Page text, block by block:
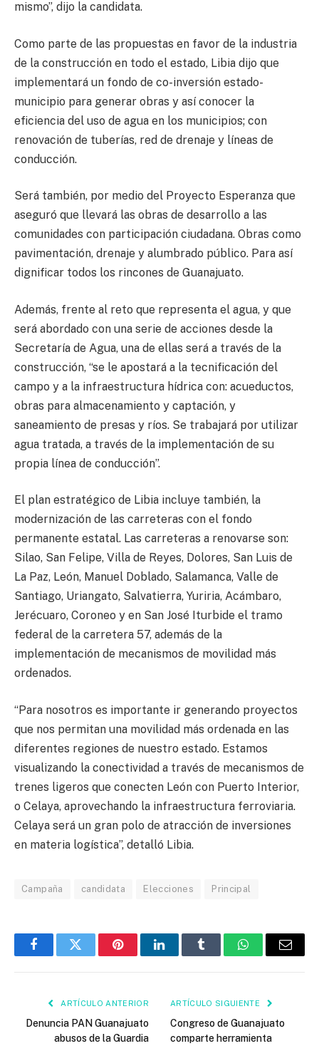
mismo”, dijo la candidata.
Como parte de las propuestas en favor de la industria
de la construcción en todo el estado, Libia dijo que
implementará un fondo de co-inversión estado-
municipio para generar obras y así conocer la
eficiencia del uso de agua en los municipios; con
renovación de tuberías, red de drenaje y líneas de
conducción.
Será también, por medio del Proyecto Esperanza que
aseguró que llevará las obras de desarrollo a las
comunidades con participación ciudadana. Obras como
pavimentación, drenaje y alumbrado público. Para así
dignificar todos los rincones de Guanajuato.
Además, frente al reto que representa el agua, y que
será abordado con una serie de acciones desde la
Secretaría de Agua, una de ellas será a través de la
construcción, “se le apostará a la tecnificación del
campo y a la infraestructura hídrica con: acueductos,
obras para almacenamiento y captación, y
saneamiento de presas y ríos. Se trabajará por utilizar
agua tratada, a través de la implementación de su
propia línea de conducción”.
El plan estratégico de Libia incluye también, la
modernización de las carreteras con el fondo
permanente estatal. Las carreteras a renovarse son:
Silao, San Felipe, Villa de Reyes, Dolores, San Luis de
La Paz, León, Manuel Doblado, Salamanca, Valle de
Santiago, Uriangato, Salvatierra, Yuriria, Acámbaro,
Jerécuaro, Coroneo y en San José Iturbide el tramo
federal de la carretera 57, además de la
implementación de mecanismos de movilidad más
ordenados.
“Para nosotros es importante ir generando proyectos
que nos permitan una movilidad más ordenada en las
diferentes regiones de nuestro estado. Estamos
visualizando la conectividad a través de mecanismos de
trenes ligeros que conecten León con Puerto Interior,
o Celaya, aprovechando la infraestructura ferroviaria.
Celaya será un gran polo de atracción de inversiones
en materia logística”, detalló Libia.
Campaña candidata Elecciones Principal
FacebookTwitter PinterestLinkedInTumblr WhatsAppEmail
ARTÍCULO ANTERIOR
Denuncia PAN Guanajuato
abusos de la Guardia
ARTÍCULO SIGUIENTE
Congreso de Guanajuato
comparte herramienta